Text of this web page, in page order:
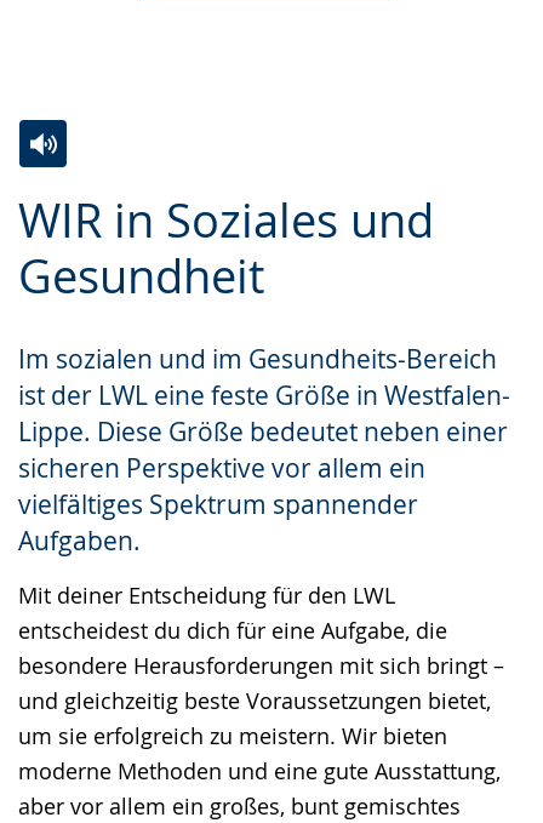
WIR in Soziales und
Gesundheit
Im sozialen und im Gesundheits-Bereich
ist der LWL eine feste Größe in Westfalen-
Lippe. Diese Größe bedeutet neben einer
sicheren Perspektive vor allem ein
vielfältiges Spektrum spannender
Aufgaben.
Mit deiner Entscheidung für den LWL
entscheidest du dich für eine Aufgabe, die
besondere Herausforderungen mit sich bringt –
und gleichzeitig beste Voraussetzungen bietet,
um sie erfolgreich zu meistern. Wir bieten
moderne Methoden und eine gute Ausstattung,
aber vor allem ein großes, bunt gemischtes
Leichten
Sprache
wechseln.
Audio-
Unterstützung.
Video
in
Deutscher
wird
angezeigt.